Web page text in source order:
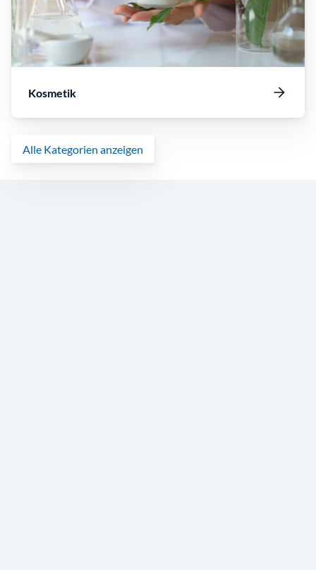
Kosmetik
Alle Kategorien anzeigen